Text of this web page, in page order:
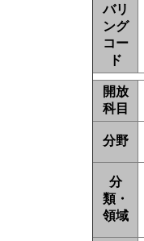
バリ
ング
コー
ド
開放
科目
分野
分
類・
領域